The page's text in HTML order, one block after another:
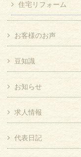
住宅リフォーム
お客様のお声
豆知識
お知らせ
求人情報
代表日記